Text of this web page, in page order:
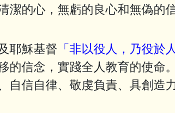
潔的心，無虧的良心和無偽的
耶穌基督 「非以役人，乃役於人
的信念，實踐全人教育的使命
自信自律、敬虔負責、具創造